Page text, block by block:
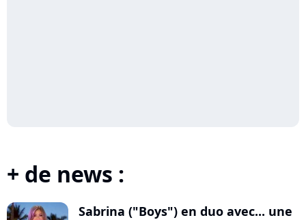
+ de news :
Sabrina ("Boys") en duo avec... une